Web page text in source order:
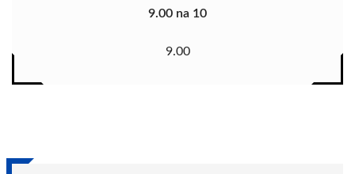
9.00 na 10
9.00